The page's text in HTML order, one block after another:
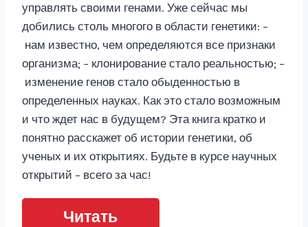
управлять своими генами. Уже сейчас мы
добились столь многого в области генетики: –
нам известно, чем определяются все признаки
организма; – клонирование стало реальностью; –
изменение генов стало обыденностью в
определенных науках. Как это стало возможным
и что ждет нас в будущем? Эта книга кратко и
понятно расскажет об истории генетики, об
ученых и их открытиях. Будьте в курсе научных
открытий – всего за час!
Читать